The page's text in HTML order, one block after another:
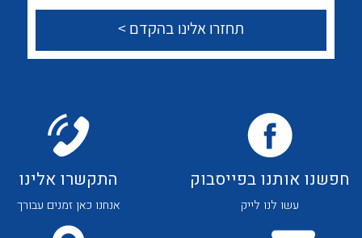
צור קשר
לכל מוצרי היצרן לכל מוצרי היצרן
לכל מוצרי היצרן לכל מוצרי היצרן
חפשנו אותנו בפייסבוק
עשו לנו לייק
התקשרו אלינו
אנחנו כאן זמנים עבורך